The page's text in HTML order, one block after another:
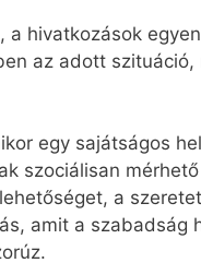
hivatkozások
az adott szituáció,
egy sajátságos
szociálisan
a
amit a szabadság